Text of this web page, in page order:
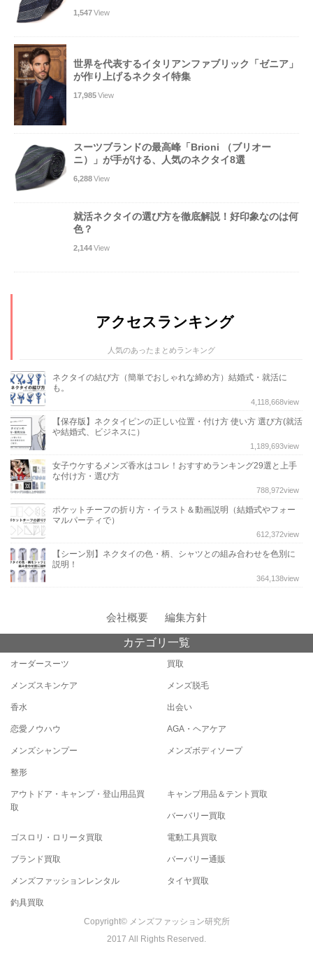
1,547View
世界を代表するイタリアンファブリック「ゼニア」
が作り上げるネクタイ特集
17,985View
スーツブランドの最高峰「Brioni （ブリオー
ニ）」が手がける、人気のネクタイ8選
6,288View
就活ネクタイの選び方を徹底解説！好印象なのは何
色？
2,144View
アクセスランキング
人気のあったまとめランキング
ネクタイの結び方（簡単でおしゃれな締め方）結婚式・就活に
も。
4,118,668view
【保存版】ネクタイピンの正しい位置・付け方 使い方 選び方(就活
や結婚式、ビジネスに）
1,189,693view
女子ウケするメンズ香水はコレ！おすすめランキング29選と上手
な付け方・選び方
788,972view
ポケットチーフの折り方・イラスト＆動画説明（結婚式やフォー
マルパーティで）
612,372view
【シーン別】ネクタイの色・柄、シャツとの組み合わせを色別に
説明！
364,138view
会社概要 編集方針
カテゴリ一覧
オーダースーツ 買取
メンズスキンケア メンズ脱毛
香水 出会い
恋愛ノウハウ AGA・ヘアケア
メンズシャンプー メンズボディソープ
整形
アウトドア・キャンプ・登山用品買
取
キャンプ用品＆テント買取
バーバリー買取
ゴスロリ・ロリータ買取 電動工具買取
ブランド買取 バーバリー通販
メンズファッションレンタル タイヤ買取
釣具買取
Copyright© メンズファッション研究所
2017 All Rights Reserved.